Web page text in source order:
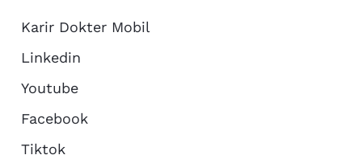
Karir Dokter Mobil
Linkedin
Youtube
Facebook
Tiktok